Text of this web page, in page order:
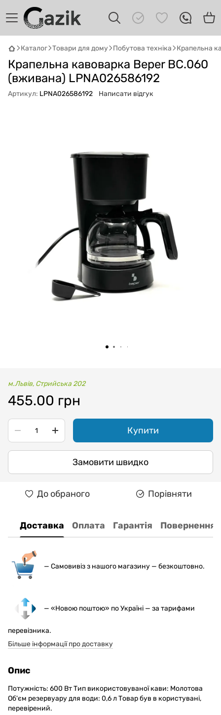
Каталог Товари для дому Побутова техніка Крапельна
Крапельна кавоварка Beper BC.060
(вживана) LPNA026586192
Артикул: LPNA026586192 Написати відгук
м.Львів, Стрийська 202
455.00 грн
Купити
Замовити швидко
До обраного Порівняти
Доставка Оплата Гарантія Повернення
— Самовивіз з нашого магазину — безкоштовно.
— «Новою поштою» по Україні — за тарифами
перевізника.
Більше інформації про доставку
Опис
Потужність: 600 Вт Тип використовуваної кави: Молотова
Об'єм резервуару для води: 0,6 л Товар був в користувані,
перевірений.
GAZIKAI
Онлайн · пошук техніки
підібрати вживану комп'ютерну техніку.